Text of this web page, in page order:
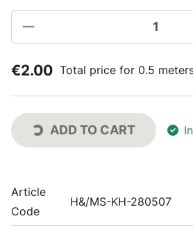
€2.00 Total price for 0.5
ADD TO CART
Article
Code
H&/MS-KH-280507